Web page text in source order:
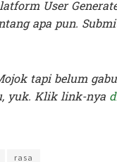
User
apa pun.
tapi belum
yuk. Klik link-nya
rasa